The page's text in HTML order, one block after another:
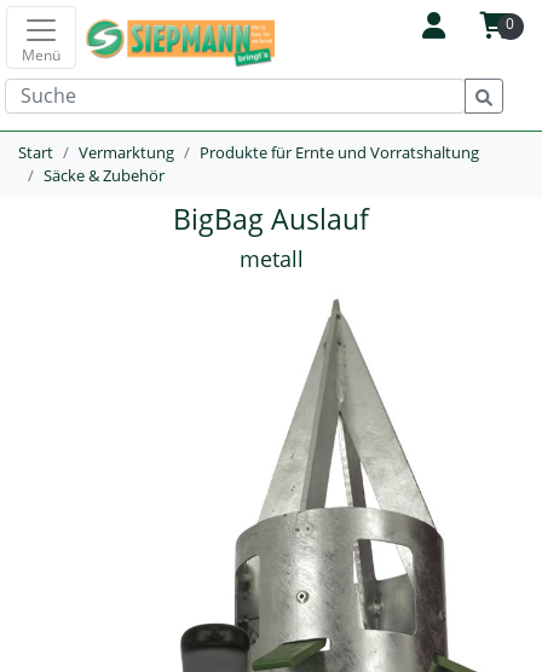
0
Menü
Start Vermarktung
Produkte für Ernte und Vorratshaltung
Säcke & Zubehör
BigBag Auslauf
metall